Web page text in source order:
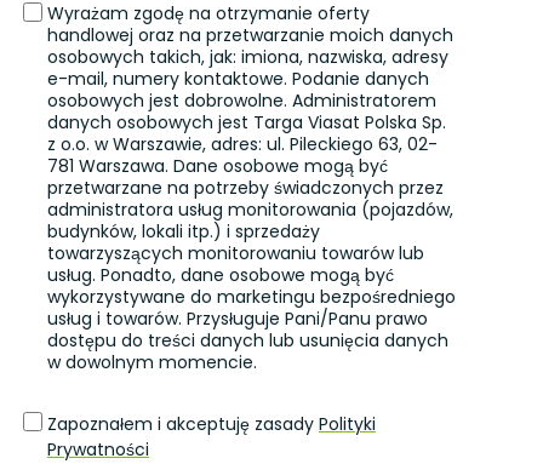
Wyrażam zgodę na otrzymanie oferty
handlowej oraz na przetwarzanie moich danych
osobowych takich, jak: imiona, nazwiska, adresy
e-mail, numery kontaktowe. Podanie danych
osobowych jest dobrowolne. Administratorem
danych osobowych jest Targa Viasat Polska Sp.
z o.o. w Warszawie, adres: ul. Pileckiego 63, 02-
781 Warszawa. Dane osobowe mogą być
przetwarzane na potrzeby świadczonych przez
administratora usług monitorowania (pojazdów,
budynków, lokali itp.) i sprzedaży
towarzyszących monitorowaniu towarów lub
usług. Ponadto, dane osobowe mogą być
wykorzystywane do marketingu bezpośredniego
usług i towarów. Przysługuje Pani/Panu prawo
dostępu do treści danych lub usunięcia danych
w dowolnym momencie.
Zapoznałem i akceptuję zasady Polityki
Prywatności